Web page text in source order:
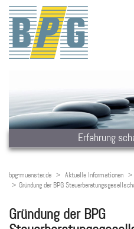
Erfahrung
bpg-muenster.de Aktuelle Informationen
Gründung der BPG
Gründung der BPG